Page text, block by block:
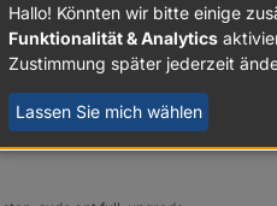
der ein eigenes View in
packe und das View in
Hallo! Könnten wir bitte einige
Funktionalität & Analytics
Zustimmung später jederzeit
Lassen Sie mich wählen